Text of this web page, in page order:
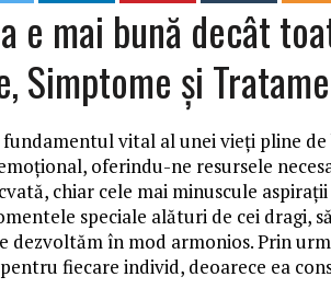
e mai bună decât
Simptome și
vital al unei vieți pline
oferindu-ne resursele
chiar cele mai minuscule
speciale alături de cei dragi,
dezvoltăm în mod armonios. Prin
fiecare individ, deoarece ea